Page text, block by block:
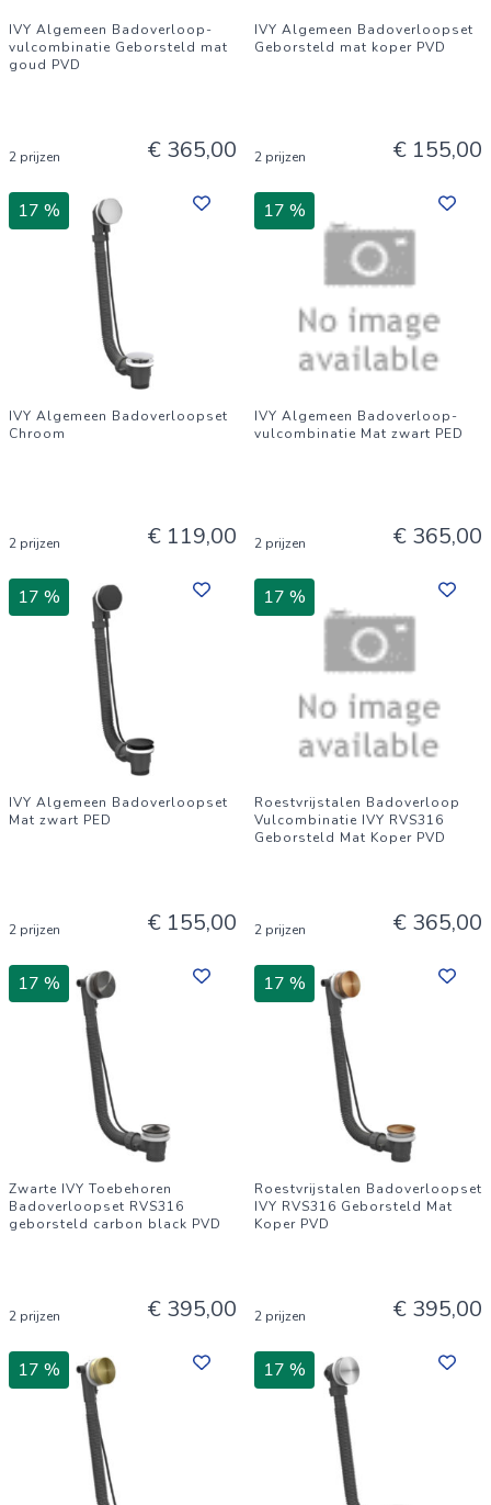
IVY Algemeen Badoverloop-
vulcombinatie Geborsteld mat
goud PVD
2 prijzen € 365,00
IVY Algemeen Badoverloopset
Geborsteld mat koper PVD
2 prijzen € 155,00
17 %
IVY Algemeen Badoverloopset
Chroom
2 prijzen € 119,00
17 %
IVY Algemeen Badoverloop-
vulcombinatie Mat zwart PED
2 prijzen € 365,00
17 %
IVY Algemeen Badoverloopset
Mat zwart PED
2 prijzen € 155,00
17 %
Roestvrijstalen Badoverloop
Vulcombinatie IVY RVS316
Geborsteld Mat Koper PVD
2 prijzen € 365,00
17 %
Zwarte IVY Toebehoren
Badoverloopset RVS316
geborsteld carbon black PVD
2 prijzen € 395,00
17 %
Roestvrijstalen Badoverloopset
IVY RVS316 Geborsteld Mat
Koper PVD
2 prijzen € 395,00
17 % 17 %